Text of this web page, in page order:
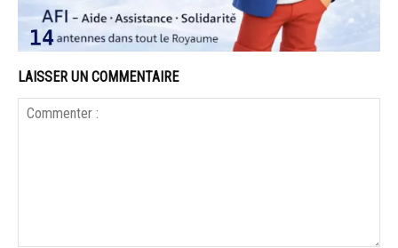
LAISSER UN COMMENTAIRE